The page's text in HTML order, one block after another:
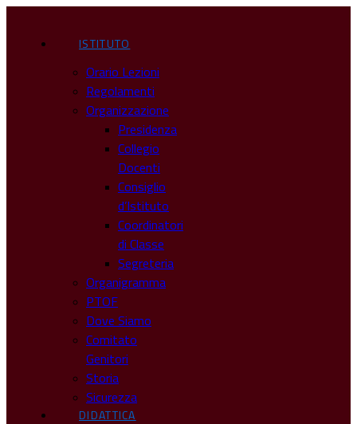
ISTITUTO
Orario Lezioni
Regolamenti
Organizzazione
Presidenza
Collegio
Docenti
Consiglio
d’Istituto
Coordinatori
di Classe
Segreteria
Organigramma
PTOF
Dove Siamo
Comitato
Genitori
Storia
Sicurezza
DIDATTICA